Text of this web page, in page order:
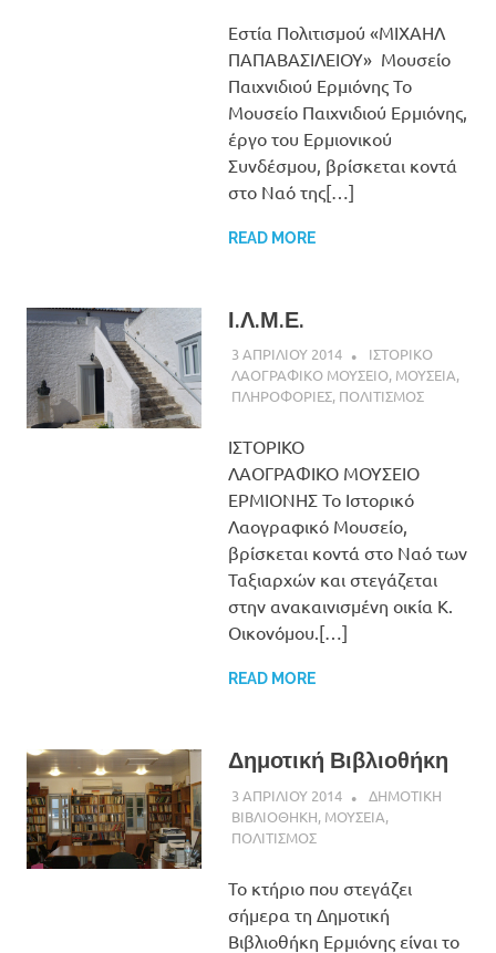
Εστία Πολιτισμού «ΜΙΧΑΗΛ
ΠΑΠΑΒΑΣΙΛΕΙΟΥ» Μουσείο
Παιχνιδιού Ερμιόνης Το
Μουσείο Παιχνιδιού Ερμιόνης,
έργο του Ερμιονικού
Συνδέσμου, βρίσκεται κοντά
στο Ναό της[…]
READ MORE
Ι.Λ.Μ.Ε.
3 ΑΠΡΙΛΙΟΥ 2014 ADMIN
ΙΣΤΟΡΙΚΟ
ΛΑΟΓΡΑΦΙΚΟ ΜΟΥΣΕΙΟ, ΜΟΥΣΕΙΑ,
ΠΛΗΡΟΦΟΡΙΕΣ, ΠΟΛΙΤΙΣΜΟΣ
ΙΣΤΟΡΙΚΟ
ΛΑΟΓΡΑΦΙΚΟ ΜΟΥΣΕΙΟ
ΕΡΜΙΟΝΗΣ Το Ιστορικό
Λαογραφικό Μουσείο,
βρίσκεται κοντά στο Ναό των
Ταξιαρχών και στεγάζεται
στην ανακαινισμένη οικία Κ.
Οικονόμου.[…]
READ MORE
Δημοτική Βιβλιοθήκη
3 ΑΠΡΙΛΙΟΥ 2014 ADMIN
ΔΗΜΟΤΙΚΗ
ΒΙΒΛΙΟΘΗΚΗ, ΜΟΥΣΕΙΑ,
ΠΟΛΙΤΙΣΜΟΣ
Το κτήριο που στεγάζει
σήμερα τη Δημοτική
Βιβλιοθήκη Ερμιόνης είναι το